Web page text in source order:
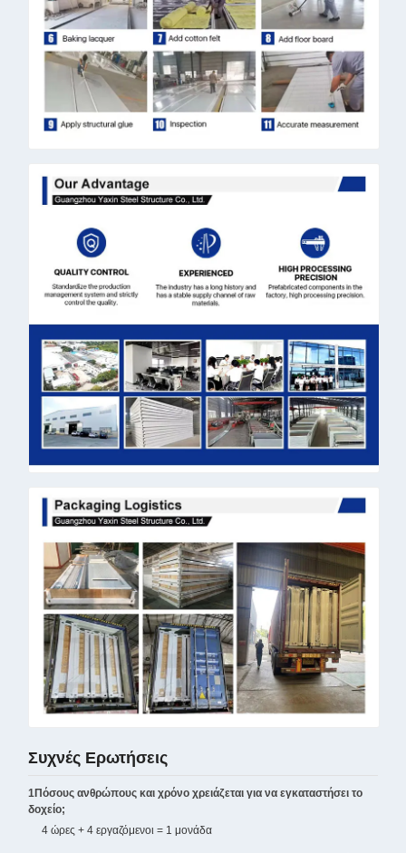
Συχνές Ερωτήσεις
1Πόσους ανθρώπους και χρόνο χρειάζεται για να εγκαταστήσει το
δοχείο;
4 ώρες + 4 εργαζόμενοι = 1 μονάδα